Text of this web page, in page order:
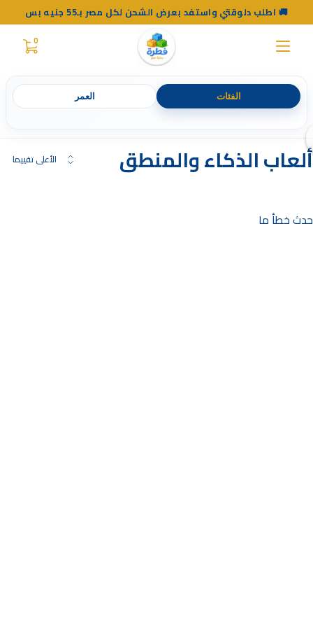
اطلب دلوقتي واستفد بعرض الشحن لكل مصر بـ55 جنيه بس 🚚
0
الفئات العمر
ألعاب الذكاء والمنطق الأعلى تقييما
حدث خطأ ما